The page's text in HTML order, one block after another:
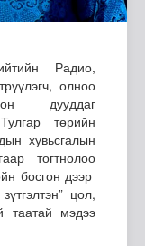
Радио,
олноо
дууддаг
төрийн
хувьсгалын
тогтнолоо
босгон дээр
цол,
таатай мэдээ